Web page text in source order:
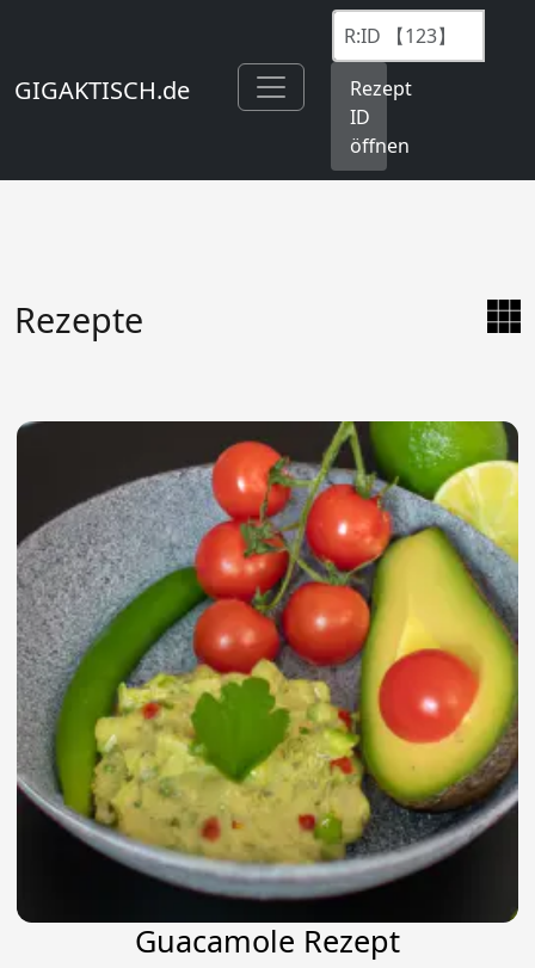
GIGAKTISCH.de
Rezept
ID
öffnen
Rezepte
Guacamole Rezept